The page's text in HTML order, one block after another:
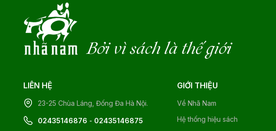
Bởi vì sách là thế giới
LIÊN HỆ
23-25 Chùa Láng, Đống Đa Hà Nội.
02435146876 - 02435146875
GIỚI THIỆU
Về Nhã Nam
Hệ thống hiệu sách